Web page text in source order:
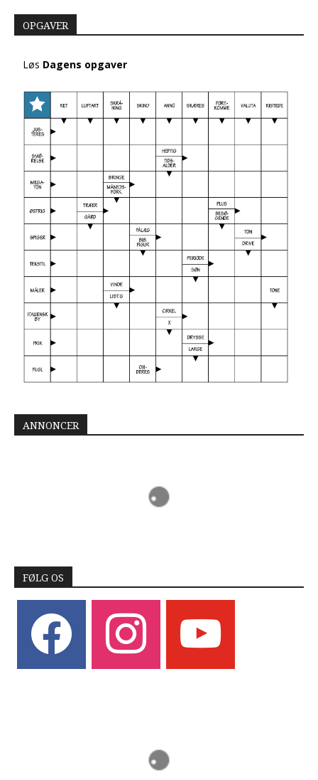
OPGAVER
Løs Dagens opgaver
ANNONCER
FØLG OS
instagram